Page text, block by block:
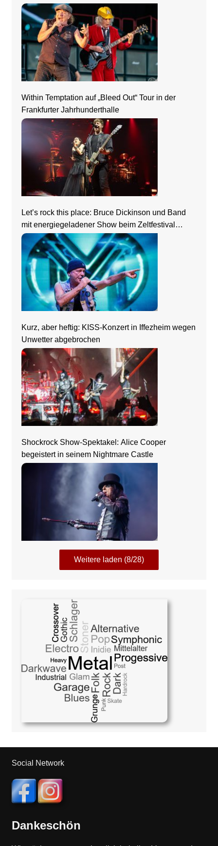
Within Temptation auf „Bleed Out“ Tour in der
Frankfurter Jahrhunderthalle
Let’s rock this place: Bruce Dickinson und Band
mit energiegeladener Show beim Zeltfestival
Rhein-Neckar
Kurz, aber heftig: KISS-Konzert in Iffezheim wegen
Unwetter abgebrochen
Shockrock Show-Spektakel: Alice Cooper
begeistert in seinem Nightmare Castle
Weitere laden (8/28)
Social Network
Dankeschön